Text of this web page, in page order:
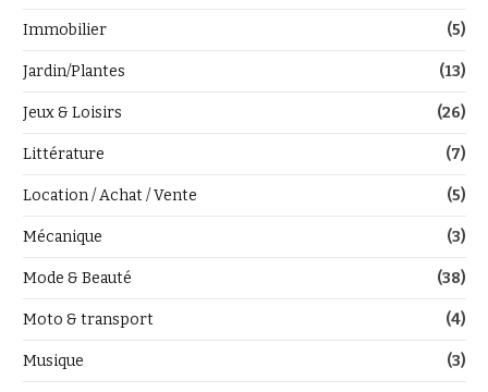
Immobilier (5)
Jardin/Plantes (13)
Jeux & Loisirs (26)
Littérature (7)
Location / Achat / Vente (5)
Mécanique (3)
Mode & Beauté (38)
Moto & transport (4)
Musique (3)